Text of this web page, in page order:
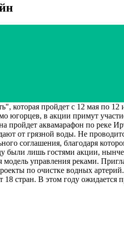
которая пройдет с 12 мая по
югорцев, в акции примут
пройдет аквамарафон по реке
от грязной воды. Не
соглашения, благодаря
были лишь гостями акции,
модель управления реками.
по очистке водных
В этом году ожидается